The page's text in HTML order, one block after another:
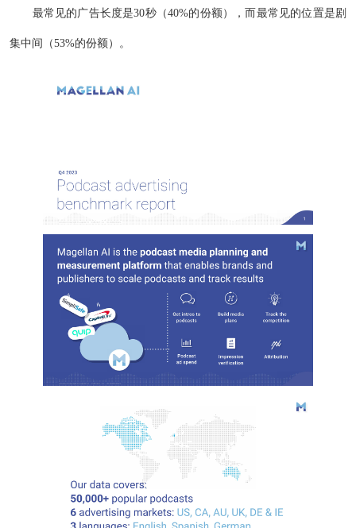
最常见的广告长度是30秒（40%的份额），而最常见的位置是剧
集中间（53%的份额）。